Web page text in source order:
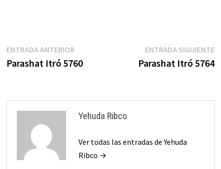
Navegación
de
ENTRADA ANTERIOREntrada
anterior:
Parashat Itró 5760
ENTRADA SIGUIENTE
Parashat Itró 5764
Yehuda Ribco
Ver todas las entradas de Yehuda
Ribco →